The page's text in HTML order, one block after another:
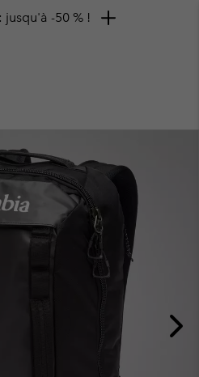
jusqu'à -50 % !